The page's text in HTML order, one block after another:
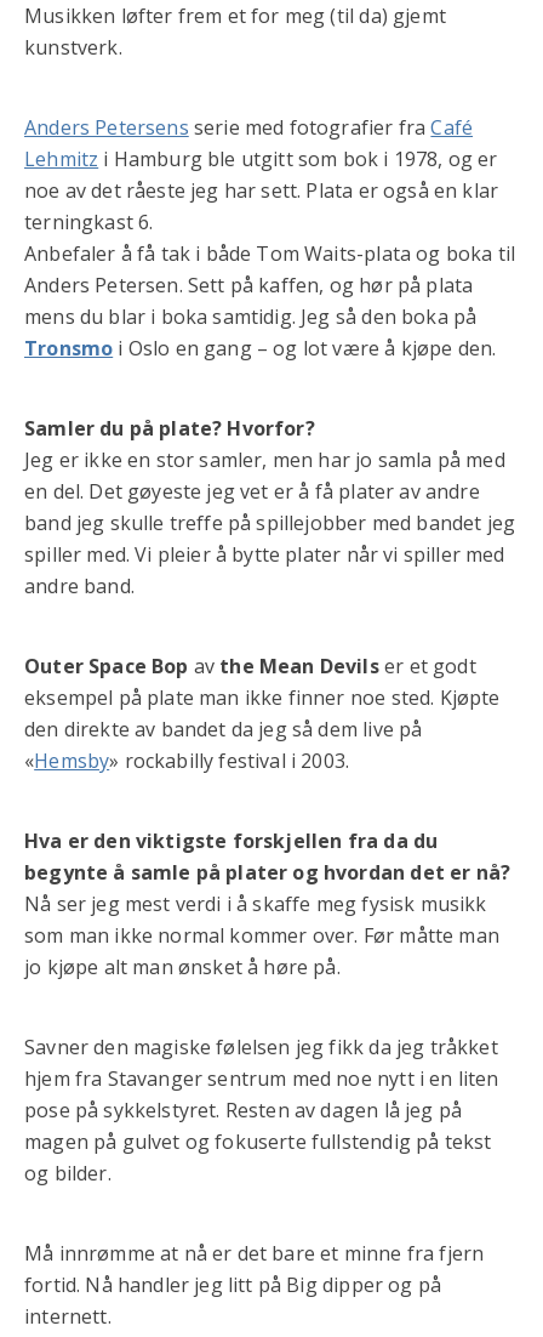
Musikken løfter frem et for meg (til da) gjemt
kunstverk.
Anders Petersens serie med fotografier fraCafé
Lehmitz i Hamburg ble utgitt som bok i 1978, og er
noe av det råeste jeg har sett. Plata er også en klar
terningkast 6.
Anbefaler å få tak i både Tom Waits-plata og boka til
Anders Petersen. Sett på kaffen, og hør på plata
mens du blar i boka samtidig. Jeg så den boka på
Tronsmo i Oslo en gang – og lot være å kjøpe den.
Samler du på plate? Hvorfor?
Jeg er ikke en stor samler, men har jo samla på med
en del. Det gøyeste jeg vet er å få plater av andre
band jeg skulle treffe på spillejobber med bandet jeg
spiller med. Vi pleier å bytte plater når vi spiller med
andre band.
Outer Space Bop av the Mean Devilser et godt
eksempel på plate man ikke finner noe sted. Kjøpte
den direkte av bandet da jeg så dem live på
«Hemsby» rockabilly festival i 2003.
Hva er den viktigste forskjellen fra da du
begynte å samle på plater og hvordan det er nå?
Nå ser jeg mest verdi i å skaffe meg fysisk musikk
som man ikke normal kommer over. Før måtte man
jo kjøpe alt man ønsket å høre på.
Savner den magiske følelsen jeg fikk da jeg tråkket
hjem fra Stavanger sentrum med noe nytt i en liten
pose på sykkelstyret. Resten av dagen lå jeg på
magen på gulvet og fokuserte fullstendig på tekst
og bilder.
Må innrømme at nå er det bare et minne fra fjern
fortid. Nå handler jeg litt på Big dipper og på
internett.